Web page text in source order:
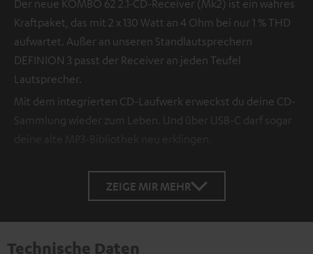
Der neue KOMBO 62 2.1-CD-Receiver (Mk2) ist ein wahres
Kraftpaket, das mit 2 x 130 Watt an 4 Ohm bei nur 1 % THD
aufwartet. Außer an unseren Standlautsprechern
DEFINION 3 passt der Receiver an jeden Teufel
Lautsprecher.
Mit dem integrierten CD-Laufwerk erweckst du deine CD-
Sammlung wieder zum Leben. Und über USB-C darf sogar
deine alte MP3-Bibliothek neu erklingen.
ZEIGE MIR MEHR
Technische Daten